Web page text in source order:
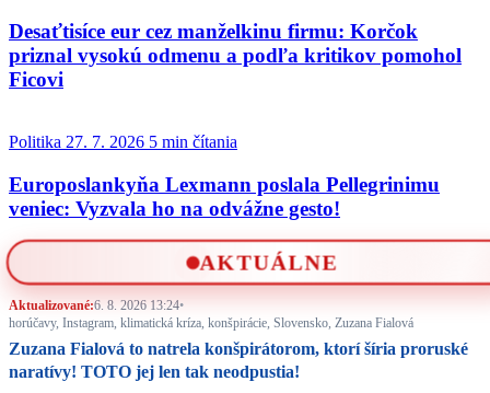
Desaťtisíce eur cez manželkinu firmu: Korčok
priznal vysokú odmenu a podľa kritikov pomohol
Ficovi
Politika 27. 7. 2026 5 min čítania
Europoslankyňa Lexmann poslala Pellegrinimu
veniec: Vyzvala ho na odvážne gesto!
AKTUÁLNE
Aktualizované:6. 8. 2026 13:24•
horúčavy, Instagram, klimatická kríza, konšpirácie, Slovensko, Zuzana Fialová
Zuzana Fialová to natrela konšpirátorom, ktorí šíria proruské
naratívy! TOTO jej len tak neodpustia!